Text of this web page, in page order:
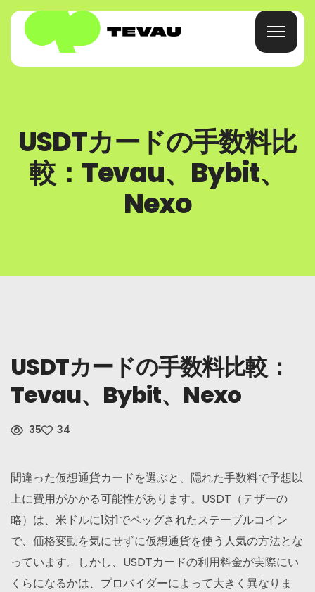
カード
サインアップ
日本語
USDTカードの手数料比
較：Tevau、Bybit、
Nexo
USDTカードの手数料比較：
Tevau、Bybit、Nexo
35 34
間違った仮想通貨カードを選ぶと、隠れた手数料で予想以
上に費用がかかる可能性があります。USDT（テザーの
略）は、米ドルに1対1でペッグされたステーブルコイン
で、価格変動を気にせずに仮想通貨を使う人気の方法とな
っています。しかし、USDTカードの利用料金が実際にい
くらになるかは、プロバイダーによって大きく異なりま